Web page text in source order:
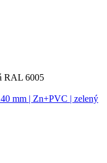
RAL 6005
mm | Zn+PVC | zelený